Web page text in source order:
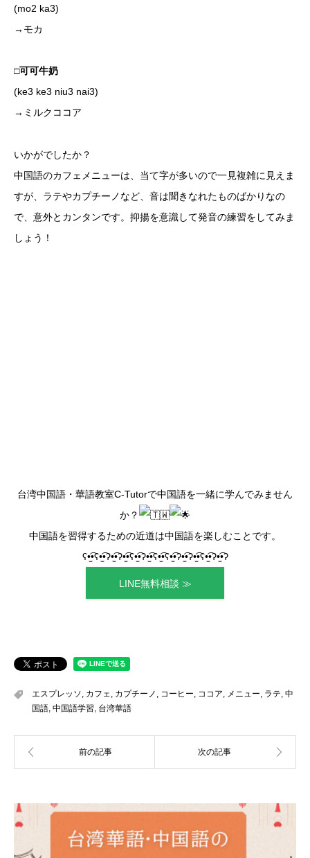
(mo2 ka3)
→モカ
□可可牛奶
(ke3 ke3 niu3 nai3)
→ミルクココア
いかがでしたか？
中国語のカフェメニューは、当て字が多いので一見複雑に見えま
すが、ラテやカプチーノなど、音は聞きなれたものばかりなの
で、意外とカンタンです。抑揚を意識して発音の練習をしてみま
しょう！
台湾中国語・華語教室C-Tutorで中国語を一緒に学んでみません
か？
中国語を習得するための近道は中国語を楽しむことです。
ʕ•̫͡•ʕ•̫͡•ʔ•̫͡•ʔ•̫͡•ʕ•̫͡•ʔ•̫͡•ʕ•̫͡•ʕ•̫͡•ʔ•̫͡•ʔ•̫͡•ʕ•̫͡•ʔ•̫͡•ʔ
LINE無料相談 ≫
エスプレッソ, カフェ, カプチーノ , コーヒー, ココア, メニュー, ラテ, 中
国語, 中国語学習, 台湾華語